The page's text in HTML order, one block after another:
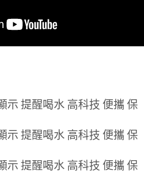
示 提醒喝水 高科技 便攜 保
示 提醒喝水 高科技 便攜 保
示 提醒喝水 高科技 便攜 保